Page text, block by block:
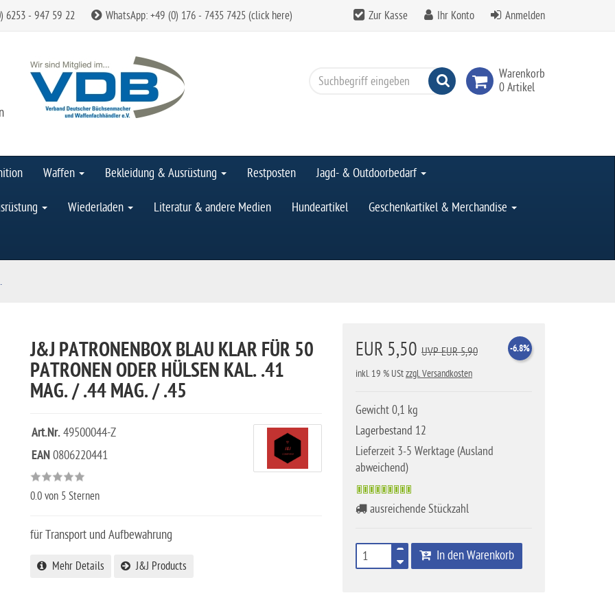
6253 - 947 59 22 WhatsApp: +49 (0) 176 - 7435 7425 (click here) Zur Kasse Ihr Konto Anmelden
Warenkorb
0 Artikel
Suchen
Waffen Bekleidung & Ausrüstung Restposten Jagd- & Outdoorbedarf
Wiederladen Literatur & andere Medien Hundeartikel Geschenkartikel & Merchandise
EUR 5,50 -6.8%
UVP EUR 5,90
inkl. 19 % UStzzgl. Versandkosten
Gewicht 0,1 kg
Lagerbestand 12
Lieferzeit 3-5 Werktage (Ausland
abweichend)
ausreichende Stückzahl
In den Warenkorb
J&J PATRONENBOX BLAU KLAR FÜR 50
PATRONEN ODER HÜLSEN KAL. .41
MAG. / .44 MAG. / .45
Art.Nr.49500044-Z
EAN0806220441
0.0 von 5 Sternen
für Transport und Aufbewahrung
Mehr Details J&J Products